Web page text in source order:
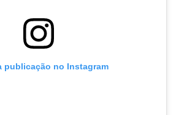
publicação no Instagram